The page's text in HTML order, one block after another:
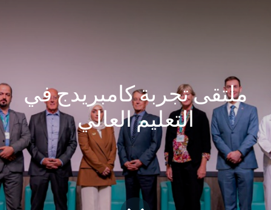
ملتقى تجربة كامبريدج في
التعليم العالي